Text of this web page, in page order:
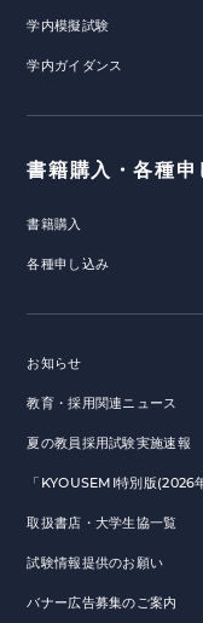
学内模擬試験
学内ガイダンス
書籍購入・各種申
書籍購入
各種申し込み
お知らせ
教育・採用関連ニュース
夏の教員採用試験実施速報
「KYOUSEMI特別版(2026
取扱書店・大学生協一覧
試験情報提供のお願い
バナー広告募集のご案内